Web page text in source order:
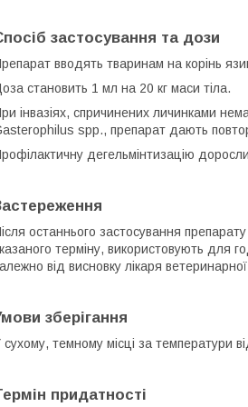
застосування та дози
вводять тваринам на корінь
становить 1 мл на 20 кг маси тіла.
інвазіях, спричинених личинками
sрр., препарат дають
дегельмінтизацію
останнього застосування
терміну, використовують для
від висновку лікаря
зберігання
сухому, темному місці за температури
придатності